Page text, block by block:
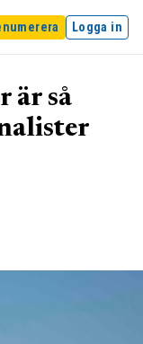
Logga in
är så